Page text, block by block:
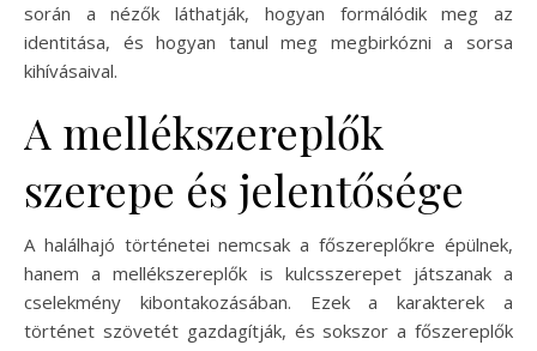
során a nézők láthatják, hogyan formálódik meg az
identitása, és hogyan tanul meg megbirkózni a sorsa
kihívásaival.
A mellékszereplők
szerepe és jelentősége
A halálhajó történetei nemcsak a főszereplőkre épülnek,
hanem a mellékszereplők is kulcsszerepet játszanak a
cselekmény kibontakozásában. Ezek a karakterek a
történet szövetét gazdagítják, és sokszor a főszereplők